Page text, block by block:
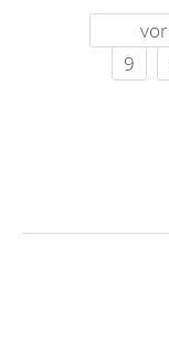
9